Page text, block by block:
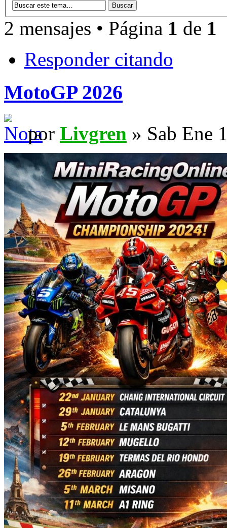
2 mensajes • Página 1 de 1
Responder citando
MotoGP 2026
por Livgren » Sab Ene